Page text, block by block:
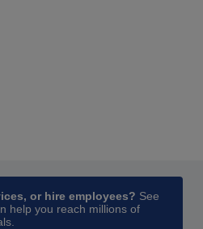
or hire employees? See
help you reach millions of